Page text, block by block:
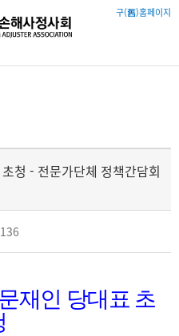
구(舊)홈페이지
청 - 전문가단체 정책간담회
재인 당대표 초